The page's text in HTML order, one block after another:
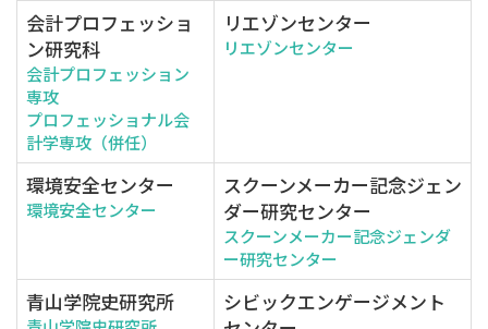
会計プロフェッショ
ン研究科
会計プロフェッション
専攻
プロフェッショナル会
計学専攻（併任）
リエゾンセンター
リエゾンセンター
環境安全センター
環境安全センター
スクーンメーカー記念ジェン
ダー研究センター
スクーンメーカー記念ジェンダ
ー研究センター
青山学院史研究所
シビックエンゲージメント